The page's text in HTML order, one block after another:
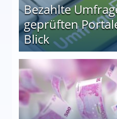
Bezahlte
geprüften
Blick
auf einen Blick